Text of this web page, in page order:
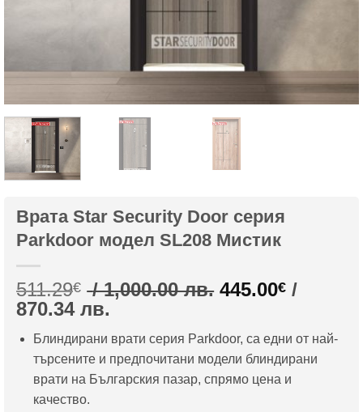
Врата Star Security Door серия
Parkdoor модел SL208 Мистик
511.29€ / 1,000.00 лв. Original
511.29€
/
1,000.00
445.00€ /
870.34 лв.
е:
445.00€
/
Блиндирани врати серия Parkdoor, са едни от най-
търсените и предпочитани модели блиндирани
врати на Българския пазар, спрямо цена и
качество.